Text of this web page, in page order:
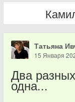
Татьяна
15 Января
Два
одна...